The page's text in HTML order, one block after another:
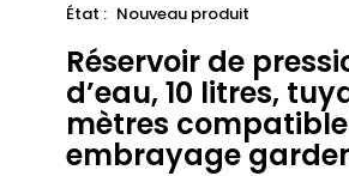
État : Nouveau produit
Réservoir de
d’eau, 10 litres,
mètres
embrayage